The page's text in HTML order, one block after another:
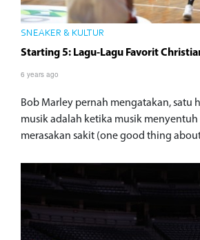
SNEAKER & KULTUR
Starting 5: Lagu-Lagu Favorit
6 years ago
Bob Marley pernah mengatakan, satu
musik adalah ketika musik
merasakan sakit (one good thing